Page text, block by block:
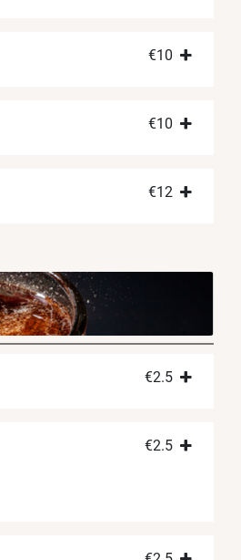
€10
€10
€12
€2.5
€2.5